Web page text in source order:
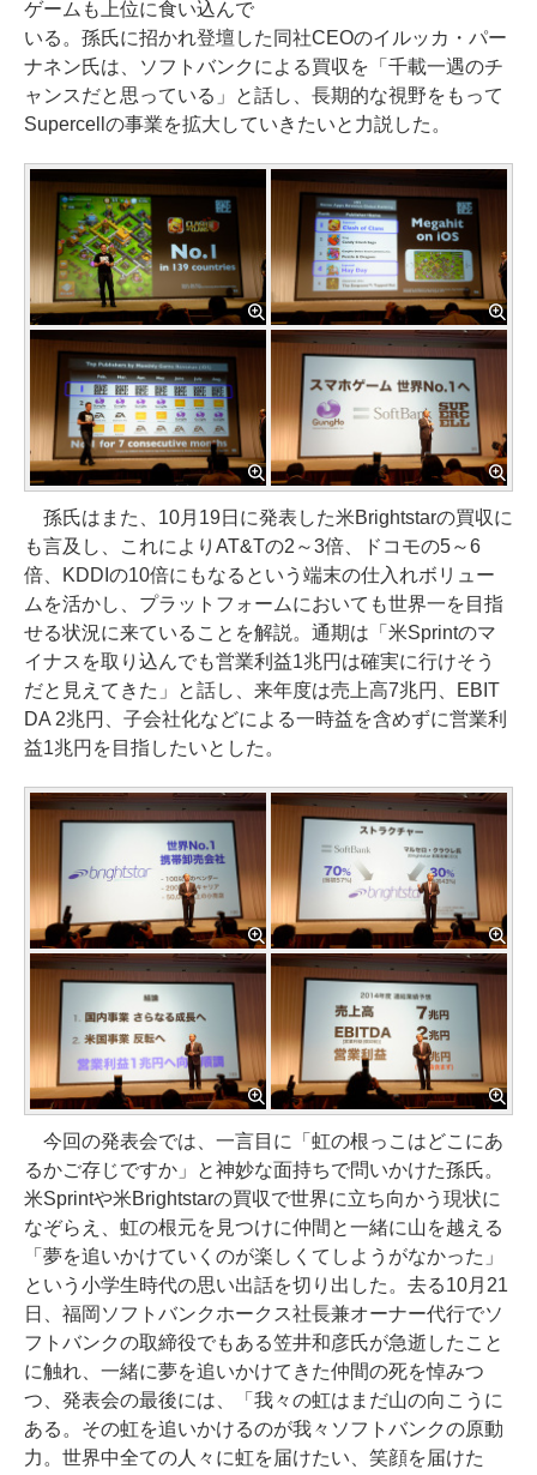
ゲームも上位に食い込んで
いる。孫氏に招かれ登壇した同社CEOのイルッカ・パー
ナネン氏は、ソフトバンクによる買収を「千載一遇のチ
ャンスだと思っている」と話し、長期的な視野をもって
Supercellの事業を拡大していきたいと力説した。
孫氏はまた、10月19日に発表した米Brightstarの買収に
も言及し、これによりAT&Tの2～3倍、ドコモの5～6
倍、KDDIの10倍にもなるという端末の仕入れボリュー
ムを活かし、プラットフォームにおいても世界一を目指
せる状況に来ていることを解説。通期は「米Sprintのマ
イナスを取り込んでも営業利益1兆円は確実に行けそう
だと見えてきた」と話し、来年度は売上高7兆円、EBIT
DA 2兆円、子会社化などによる一時益を含めずに営業利
益1兆円を目指したいとした。
今回の発表会では、一言目に「虹の根っこはどこにあ
るかご存じですか」と神妙な面持ちで問いかけた孫氏。
米Sprintや米Brightstarの買収で世界に立ち向かう現状に
なぞらえ、虹の根元を見つけに仲間と一緒に山を越える
「夢を追いかけていくのが楽しくてしようがなかった」
という小学生時代の思い出話を切り出した。去る10月21
日、福岡ソフトバンクホークス社長兼オーナー代行でソ
フトバンクの取締役でもある笠井和彦氏が急逝したこと
に触れ、一緒に夢を追いかけてきた仲間の死を悼みつ
つ、発表会の最後には、「我々の虹はまだ山の向こうに
ある。その虹を追いかけるのが我々ソフトバンクの原動
力。世界中全ての人々に虹を届けたい、笑顔を届けた